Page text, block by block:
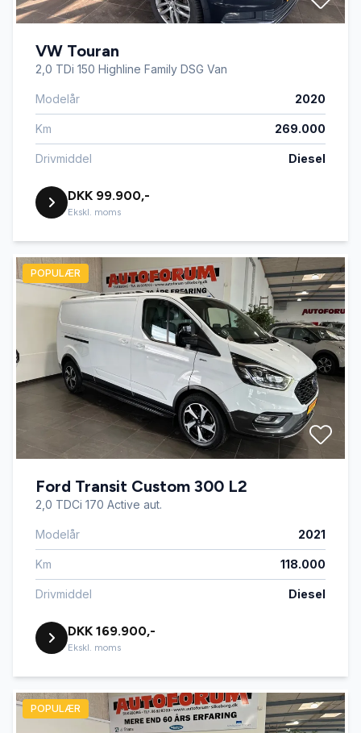
VW Touran
2,0 TDi 150 Highline Family DSG Van
Modelår 2020
Km 269.000
Drivmiddel Diesel
DKK 99.900,-
Ekskl. moms
POPULÆR
Ford Transit Custom 300 L2
2,0 TDCi 170 Active aut.
Modelår 2021
Km 118.000
Drivmiddel Diesel
DKK 169.900,-
Ekskl. moms
POPULÆR